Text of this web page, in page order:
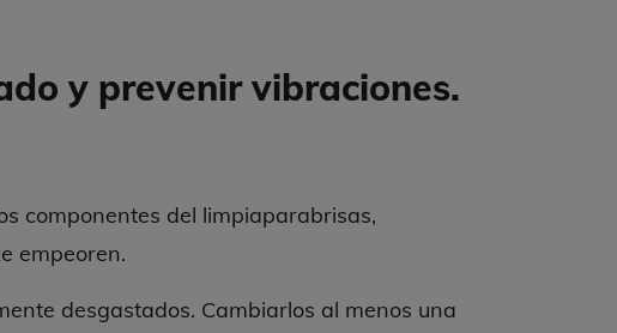
y prevenir vibraciones.
componentes del limpiaparabrisas,
empeoren.
desgastados. Cambiarlos al menos una